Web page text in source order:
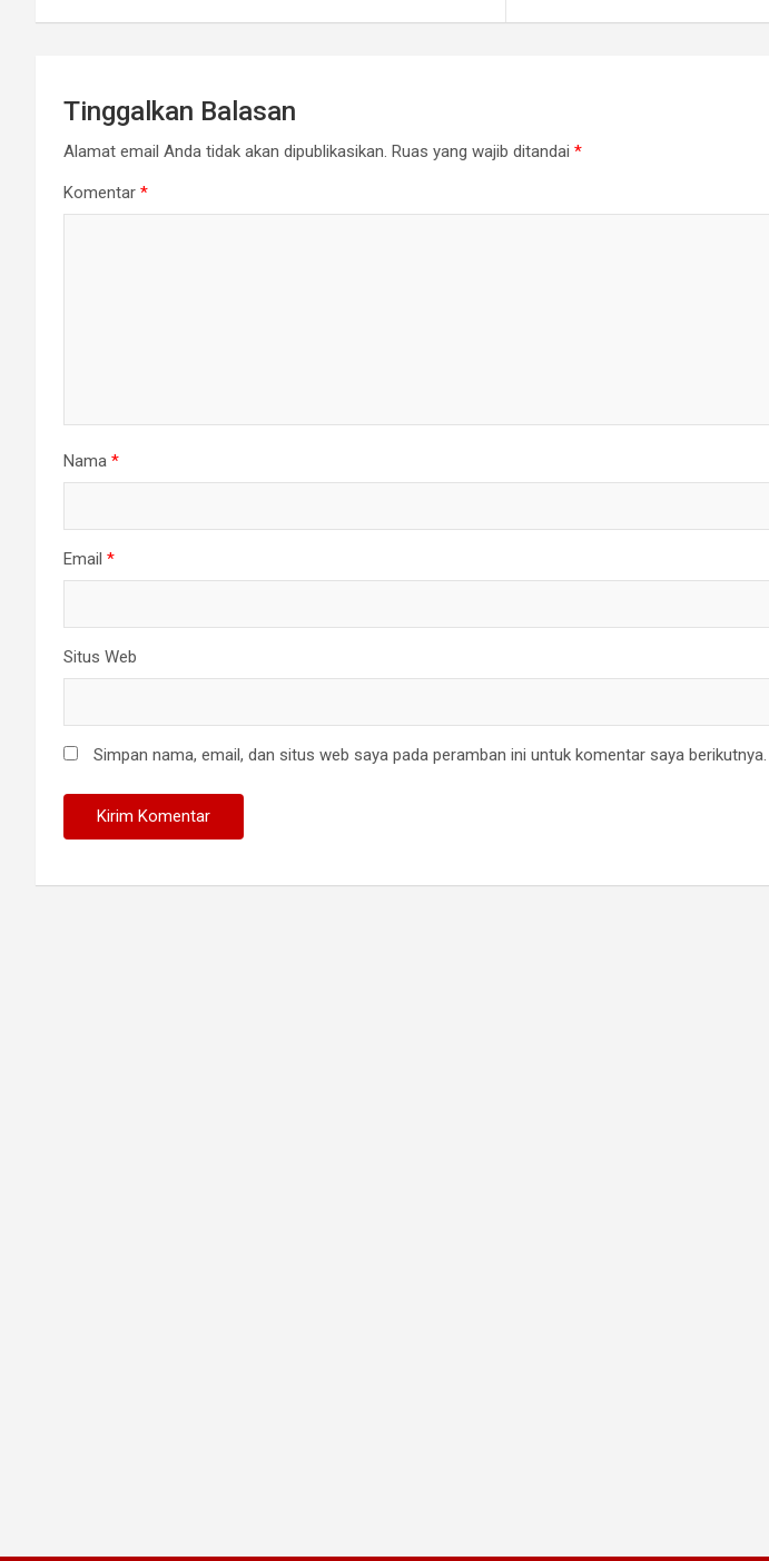
Tinggalkan Balasan
Alamat email Anda tidak akan dipublikasikan. Ruas yang wajib ditandai *
Komentar *
Nama *
Email *
Situs Web
Simpan nama, email, dan situs web saya pada peramban ini untuk komentar saya berikutnya.